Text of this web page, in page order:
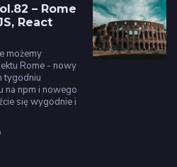
– Rome
React
możemy
Rome - nowy
tygodniu
na npm i nowego
się wygodnie i